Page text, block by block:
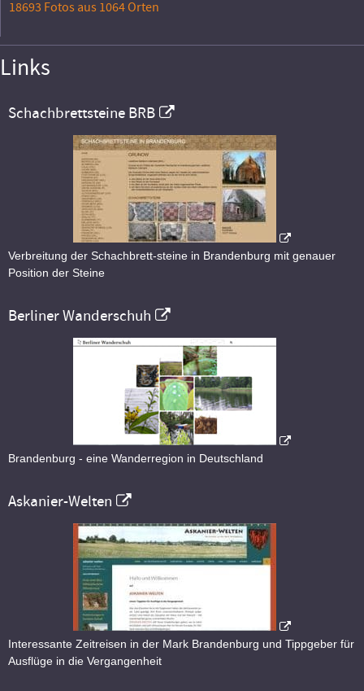
18693 Fotos aus 1064 Orten
Links
Schachbrettsteine BRB
Verbreitung der Schachbrett-steine in Brandenburg mit genauer
Position der Steine
Berliner Wanderschuh
Brandenburg - eine Wanderregion in Deutschland
Askanier-Welten
Interessante Zeitreisen in der Mark Brandenburg und Tippgeber für
Ausflüge in die Vergangenheit